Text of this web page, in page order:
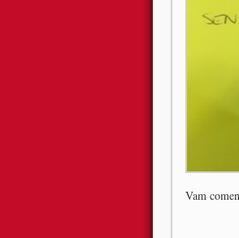
Vam